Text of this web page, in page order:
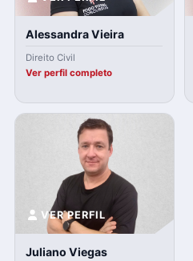
Alessandra Vieira
Direito Civil
Ver perfil completo
VER PERFIL
Juliano Viegas